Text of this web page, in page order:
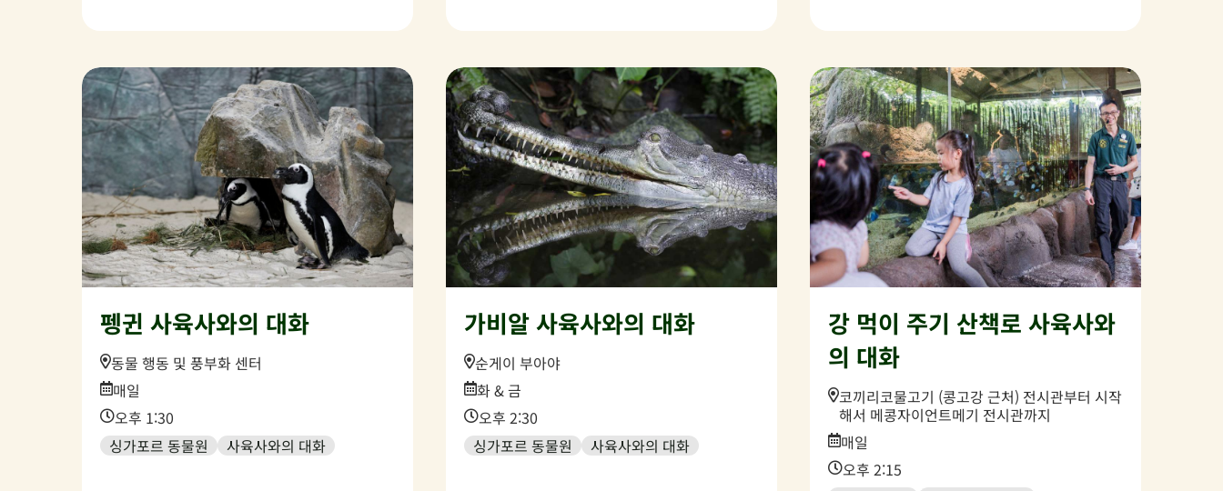
펭귄 사육사와의 대화
Location:
동물 행동 및 풍부화 센터
Date:
매일
Time:
오후 1:30
싱가포르 동물원
사육사와의 대화
가비알 사육사와의 대화
Location:
순게이 부아야
Date:
화 & 금
Time:
오후 2:30
싱가포르 동물원
사육사와의 대화
강 먹이 주기 산책로 사육사와
의 대화
Location:
코끼리코물고기 (콩고강 근처) 전시관부터 시작
해서 메콩자이언트메기 전시관까지
Date:
매일
Time:
오후 2:15